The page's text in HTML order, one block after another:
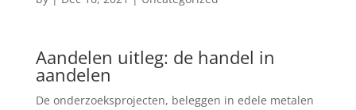
Aandelen uitleg: de handel in
aandelen
De onderzoeksprojecten, beleggen in edele metalen